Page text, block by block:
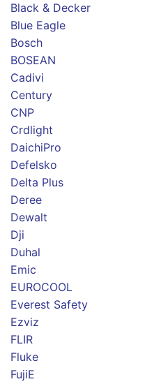
Black & Decker
Blue Eagle
Bosch
BOSEAN
Cadivi
Century
CNP
Crdlight
DaichiPro
Defelsko
Delta Plus
Deree
Dewalt
Dji
Duhal
Emic
EUROCOOL
Everest Safety
Ezviz
FLIR
Fluke
FujiE